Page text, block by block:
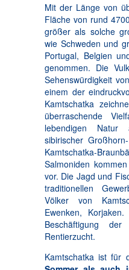
Mit der Länge von
Fläche von rund
größer als solche
wie Schweden und
Portugal, Belgien
genommen. Die
Sehenswürdigkeit
einem der
Kamtschatka
überraschende
lebendigen Natur
sibirischer
Kamtschatka-
Salmoniden
vor. Die Jagd und
traditionellen
Völker von
Ewenken,
Beschäftigung
Rentierzucht.
Kamtschatka ist für